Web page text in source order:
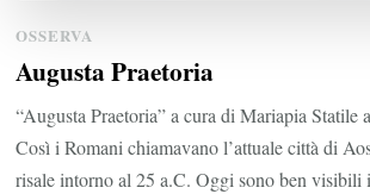
OSSERVA
Augusta Praetoria
“Augusta Praetoria” a cura di Mariapia Statile
Così i Romani chiamavano l’attuale città di
risale intorno al 25 a.C. Oggi sono ben